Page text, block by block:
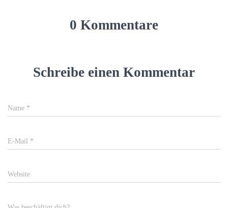
0 Kommentare
Schreibe einen Kommentar
Name *
E-Mail *
Website